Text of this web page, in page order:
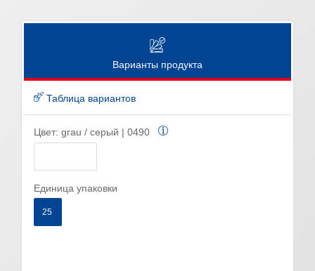
Варианты продукта
Таблица вариантов
Цвет: grau / серый | 0490
Единица упаковки
25